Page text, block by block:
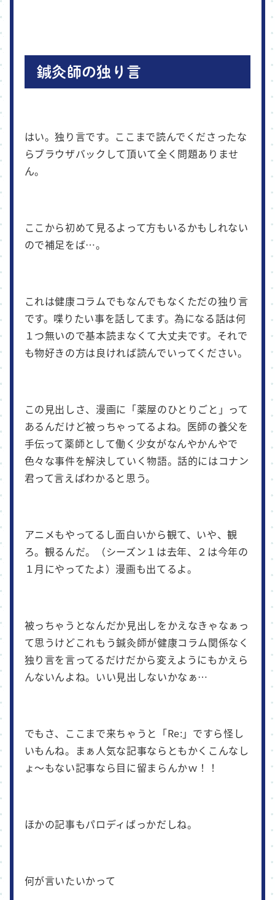
鍼灸師の独り言
はい。独り言です。ここまで読んでくださったな
らブラウザバックして頂いて全く問題ありませ
ん。
ここから初めて見るよって方もいるかもしれない
ので補足をば…。
これは健康コラムでもなんでもなくただの独り言
です。喋りたい事を話してます。為になる話は何
１つ無いので基本読まなくて大丈夫です。それで
も物好きの方は良ければ読んでいってください。
この見出しさ、漫画に「薬屋のひとりごと」って
あるんだけど被っちゃってるよね。医師の養父を
手伝って薬師として働く少女がなんやかんやで
色々な事件を解決していく物語。話的にはコナン
君って言えばわかると思う。
アニメもやってるし面白いから観て、いや、観
ろ。観るんだ。（シーズン１は去年、２は今年の
１月にやってたよ）漫画も出てるよ。
被っちゃうとなんだか見出しをかえなきゃなぁっ
て思うけどこれもう鍼灸師が健康コラム関係なく
独り言を言ってるだけだから変えようにもかえら
んないんよね。いい見出しないかなぁ…
でもさ、ここまで来ちゃうと「Re:」ですら怪し
いもんね。まぁ人気な記事ならともかくこんなし
ょ～もない記事なら目に留まらんかｗ！！
ほかの記事もパロディばっかだしね。
何が言いたいかって